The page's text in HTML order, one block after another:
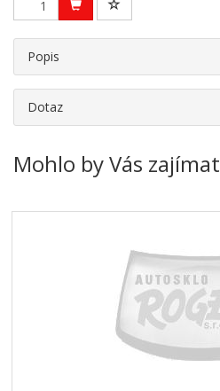
Popis
Dotaz
Mohlo by Vás zajímat